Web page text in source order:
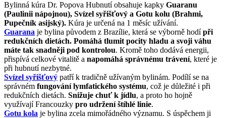
Bylinná kúra Dr. Popova Hubnutí obsahuje kapky Guaranu
(Paulinii nápojnou), Svízel syřišťový a Gotu kolu (Brahmi,
Pupečník asijský). Kúra je určená na 1 měsíc užívání.
Guarana je bylina původem z Brazílie, která se výborně hodípři
redukčních dietách. Pomáhá tlumit pocity hladu a svoji váhu
máte tak snadněji pod kontrolou. Kromě toho dodává energii,
přispívá celkové vitalitě a napomáhá správnému trávení, které je
při hubnutí nezbytné.
Svízel syřišťový patří k tradičně užívaným bylinám. Podílí se na
správném fungování lymfatického systému, což je důležité i při
redukčních dietách. Snižuje chuť k jídlu, a proto ho hojně
využívají Francouzky pro udržení štíhlé linie.
Gotu kola je bylina zcela mimořádného významu. S úspěchem ji